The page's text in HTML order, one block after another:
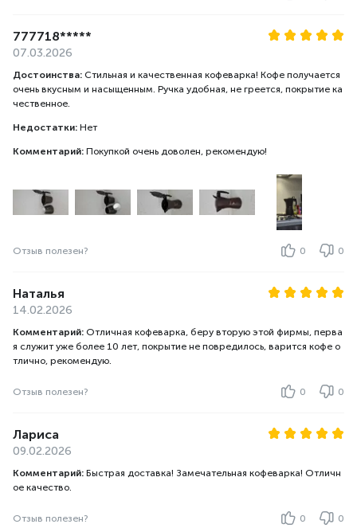
777718*****
07.03.2026
Достоинства: Стильная и качественная кофеварка! Кофе получается
очень вкусным и насыщенным. Ручка удобная, не греется, покрытие ка
чественное.
Недостатки: Нет
Комментарий: Покупкой очень доволен, рекомендую!
Отзыв полезен? 0 0
Наталья
14.02.2026
Комментарий: Отличная кофеварка, беру вторую этой фирмы, перва
я служит уже более 10 лет, покрытие не повредилось, варится кофе о
тлично, рекомендую.
Отзыв полезен? 0 0
Лариса
09.02.2026
Комментарий: Быстрая доставка! Замечательная кофеварка! Отличн
ое качество.
Отзыв полезен? 0 0